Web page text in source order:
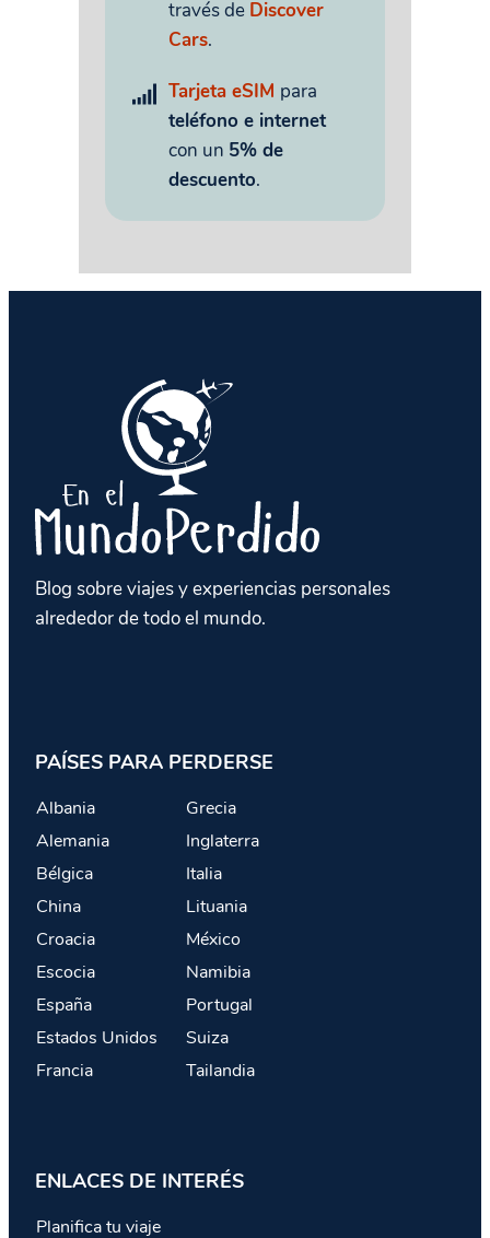
través de Discover
Cars.
Tarjeta eSIM para
teléfono e internet
con un 5% de
descuento.
Blog sobre viajes y experiencias personales
alrededor de todo el mundo.
PAÍSES PARA PERDERSE
Albania
Alemania
Bélgica
China
Croacia
Escocia
España
Estados Unidos
Francia
Grecia
Inglaterra
Italia
Lituania
México
Namibia
Portugal
Suiza
Tailandia
ENLACES DE INTERÉS
Planifica tu viaje